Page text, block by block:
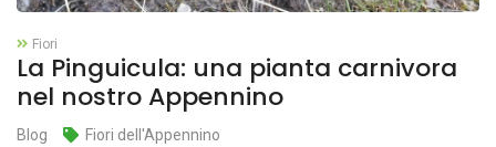
Fiori
La Pinguicula: una pianta carnivora
nel nostro Appennino
Blog Fiori dell'Appennino